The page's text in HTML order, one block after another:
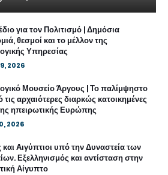
για τον Πολιτισμό | Δημόσια
θεσμοί και το μέλλον της
Υπηρεσίας
2026
Μουσείο Άργους | Το παλίμψηστο
τις αρχαιότερες διαρκώς κατοικημένες
ηπειρωτικής Ευρώπης
2026
Αιγύπτιοι υπό την Δυναστεία των
Εξελληνισμός και αντίσταση στην
Αίγυπτο